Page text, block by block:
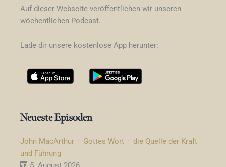
Auf dieser Webseite veröffentlichen wir unseren
wöchentlichen Podcast.
Lade dir unsere kostenlose App herunter:
Neueste Episoden
John MacArthur – Gottes Wort – die Quelle der Kraft
und Führung